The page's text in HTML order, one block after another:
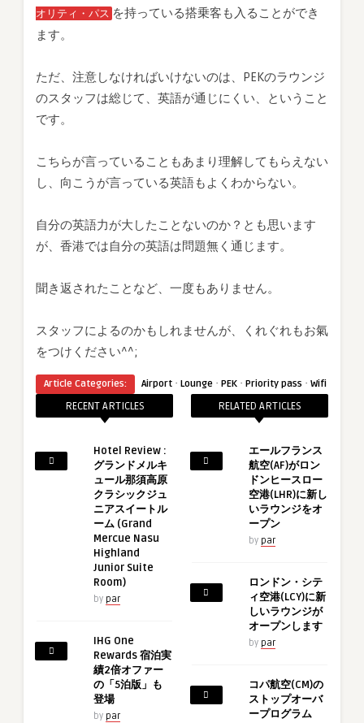
オリティ・パス を持っている搭乗客も入ることができ
ます。
ただ、注意しなければいけないのは、PEKのラウンジ
のスタッフは総じて、英語が通じにくい、ということ
です。
こちらが言っていることもあまり理解してもらえない
し、向こうが言っている英語もよくわからない。
自分の英語力が大したことないのか？とも思います
が、香港では自分の英語は問題無く通じます。
聞き返されたことなど、一度もありません。
スタッフによるのかもしれませんが、くれぐれもお氣
をつけください^^;
Article Categories: Airport · Lounge · PEK · Priority pass · Wifi
RECENT ARTICLES
Hotel Review :
グランドメルキ
ュール那須高原
クラシックジュ
ニアスイートル
ーム (Grand
Mercue Nasu
Highland
Junior Suite
Room)
by par
IHG One
Rewards 宿泊実
績2倍オファー
の「5泊版」も
登場
by par
RELATED ARTICLES
エールフランス
航空(AF)がロン
ドンヒースロー
空港(LHR)に新し
いラウンジをオ
ープン
by par
ロンドン・シテ
ィ空港(LCY)に新
しいラウンジが
オープンします
by par
コパ航空(CM)の
ストップオーバ
ープログラム